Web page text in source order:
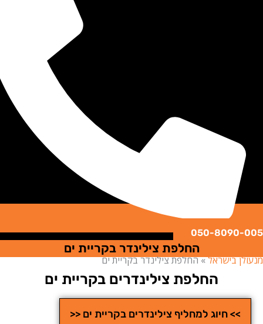
050-
החלפת צילינדר בקריית ים
בישראל»החלפת צילינדר בקריית ים
החלפת צילינדרים בקריית ים
>> חיוג למחליף צילינדרים בקריית ים <<